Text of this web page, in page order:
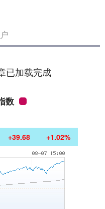
已加载完成
数
+39.68 +1.02%